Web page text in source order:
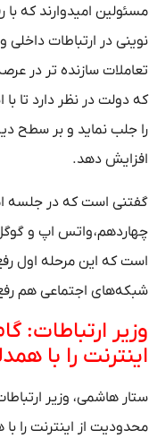
امیدوارند که با رفع
در ارتباطات داخلی و
سازنده‌ تر در عرصه
در نظر دارد تا با
نماید و بر سطح
دهد.
است که در جلسه امروز
واتس اپ و گوگل
که این مرحله اول رفع
اجتماعی هم رفع
ارتباطات:
را با
هاشمی، وزیر ارتباطات
از اینترنت را با